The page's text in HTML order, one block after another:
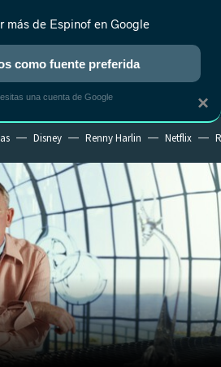
REALITY ANIME RANKINGS CINE
Disney Renny Harlin Netflix
×
más de Espinof en Google
como fuente preferida
una cuenta de Google